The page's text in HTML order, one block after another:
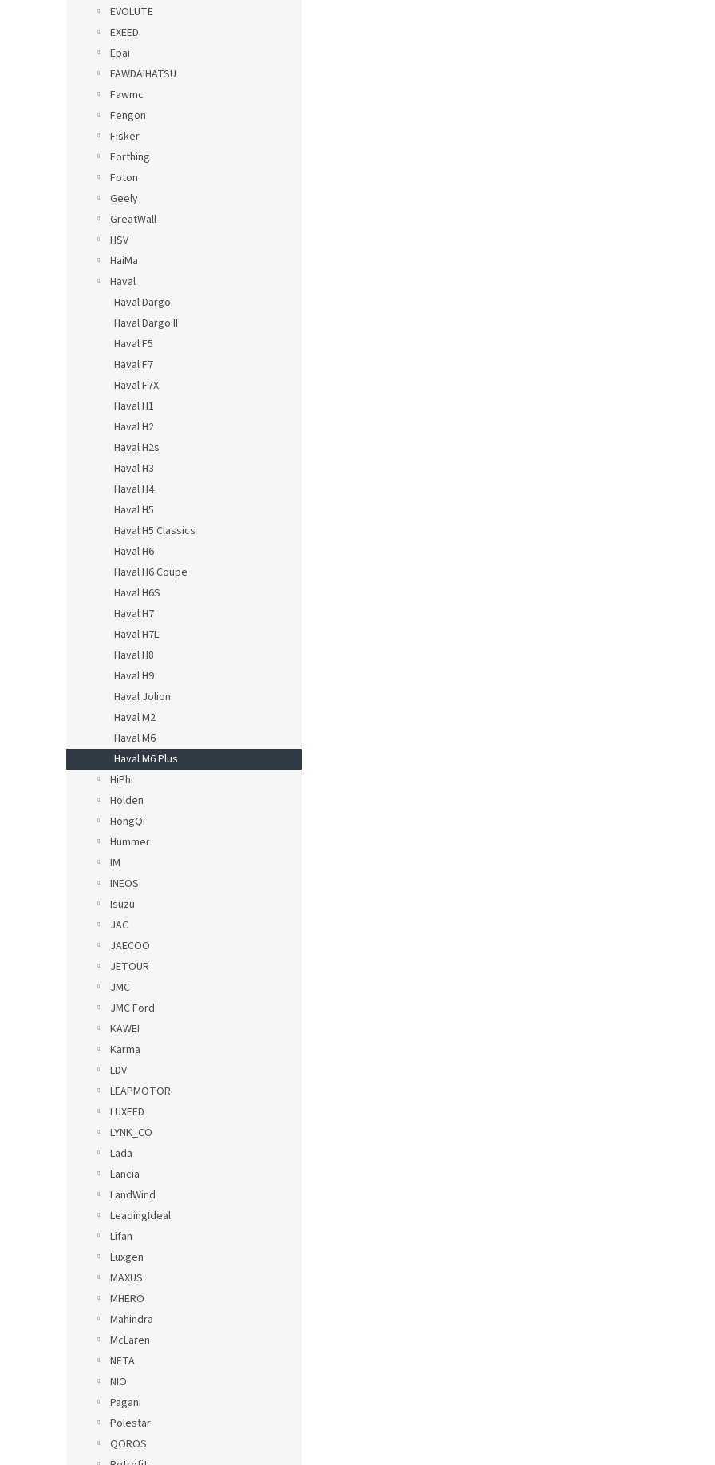
EVOLUTE
EXEED
Epai
FAWDAIHATSU
Fawmc
Fengon
Fisker
Forthing
Foton
Geely
GreatWall
HSV
HaiMa
Haval
Haval Dargo
Haval Dargo II
Haval F5
Haval F7
Haval F7X
Haval H1
Haval H2
Haval H2s
Haval H3
Haval H4
Haval H5
Haval H5 Classics
Haval H6
Haval H6 Coupe
Haval H6S
Haval H7
Haval H7L
Haval H8
Haval H9
Haval Jolion
Haval M2
Haval M6
Haval M6 Plus
HiPhi
Holden
HongQi
Hummer
IM
INEOS
Isuzu
JAC
JAECOO
JETOUR
JMC
JMC Ford
KAWEI
Karma
LDV
LEAPMOTOR
LUXEED
LYNK_CO
Lada
Lancia
LandWind
LeadingIdeal
Lifan
Luxgen
MAXUS
MHERO
Mahindra
McLaren
NETA
NIO
Pagani
Polestar
QOROS